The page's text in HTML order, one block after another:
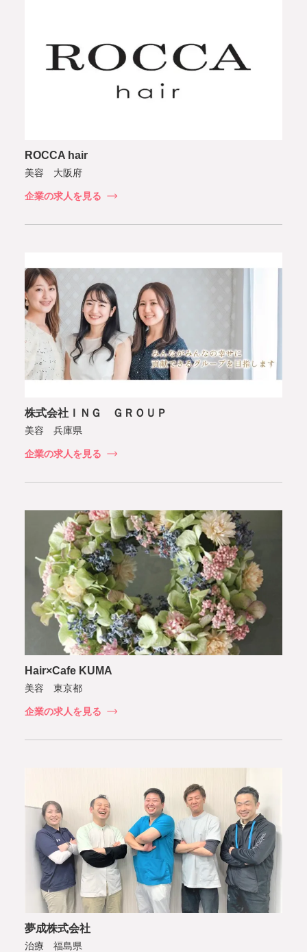
ROCCA hair
美容 大阪府
企業の求人を見る
株式会社ＩＮＧ ＧＲＯＵＰ
美容 兵庫県
企業の求人を見る
Hair×Cafe KUMA
美容 東京都
企業の求人を見る
夢成株式会社
治療 福島県